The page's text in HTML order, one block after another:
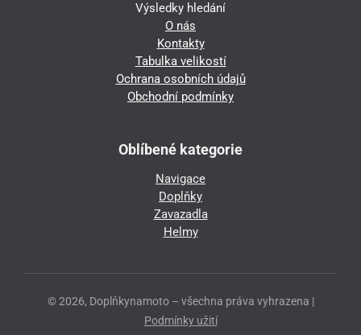
Výsledky hledání
O nás
Kontakty
Tabulka velikostí
Ochrana osobních údajů
Obchodní podmínky
Oblíbené kategorie
Navigace
Doplňky
Zavazadla
Helmy
© 2026, Doplňkynamoto – všechna práva vyhrazena |
Podmínky užití